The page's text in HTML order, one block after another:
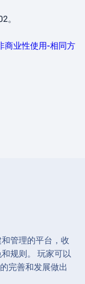
。
商业性使用-相同方
管理的平台，收
规则。 玩家可以
完善和发展做出